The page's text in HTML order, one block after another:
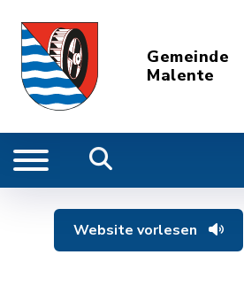
Gemeinde
Malente
Website vorlesen